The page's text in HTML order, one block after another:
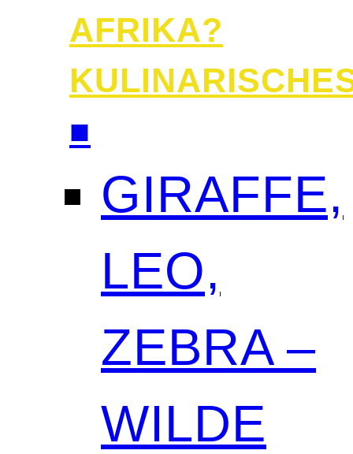
AFRIKA?
■
GIRAFFE,
LEO,
ZEBRA –
WILDE